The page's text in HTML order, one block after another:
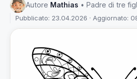
Autore Mathias • Padre di tre
Pubblicato: 23.04.2026 · Aggiornato: